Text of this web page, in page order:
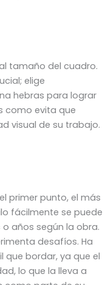
tamaño del cuadro.
elige
hebras para lograr
como evita que
visual de su trabajo.
primer punto, el más
fácilmente se puede
años según la obra.
desafíos. Ha
que bordar, ya que el
lo que la lleva a